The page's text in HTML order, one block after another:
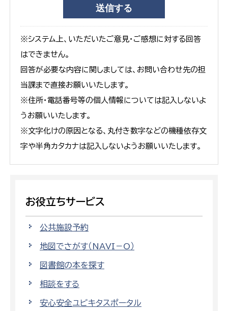
※システム上、いただいたご意見・ご感想に対する回答
はできません。
回答が必要な内容に関しましては、お問い合わせ先の担
当課まで直接お願いいたします。
※住所・電話番号等の個人情報については記入しないよ
うお願いいたします。
※文字化けの原因となる、丸付き数字などの機種依存文
字や半角カタカナは記入しないようお願いいたします。
お役立ちサービス
公共施設予約
地図でさがす（NAVI－O）
図書館の本を探す
相談をする
安心安全ユビキタスポータル